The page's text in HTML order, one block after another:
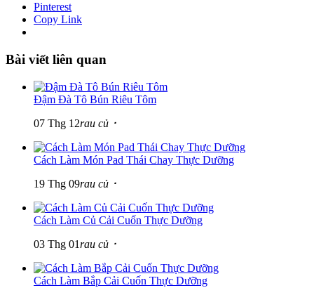
Pinterest
Copy Link
Bài viết liên quan
Đậm Đà Tô Bún Riêu Tôm
07 Thg 12rau củ ･
Cách Làm Món Pad Thái Chay Thực Dưỡng
19 Thg 09rau củ ･
Cách Làm Củ Cải Cuốn Thực Dưỡng
03 Thg 01rau củ ･
Cách Làm Bắp Cải Cuốn Thực Dưỡng